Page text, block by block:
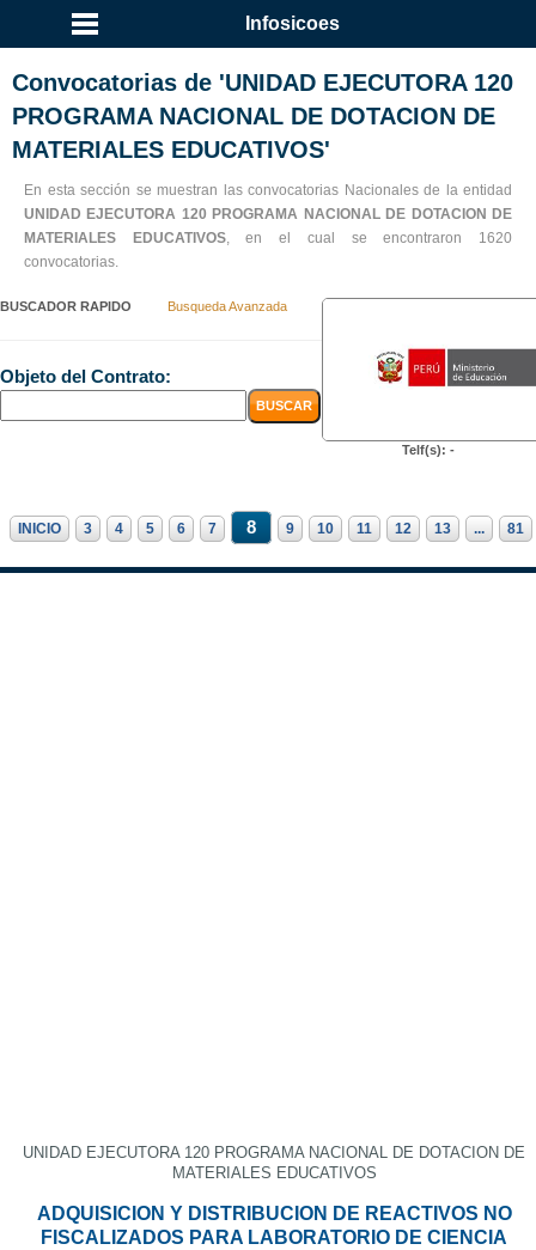
Infosicoes
Convocatorias de 'UNIDAD EJECUTORA 120
PROGRAMA NACIONAL DE DOTACION DE
MATERIALES EDUCATIVOS'
En esta sección se muestran las convocatorias Nacionales de la entidad
UNIDAD EJECUTORA 120 PROGRAMA NACIONAL DE DOTACION DE
MATERIALES EDUCATIVOS, en el cual se encontraron 1620
convocatorias.
BUSCADOR RAPIDO Busqueda Avanzada
Objeto del Contrato:
Telf(s): -
INICIO 3 4 5 6 7 8 9 10 11 12 13 ... 81
UNIDAD EJECUTORA 120 PROGRAMA NACIONAL DE DOTACION DE
MATERIALES EDUCATIVOS
ADQUISICION Y DISTRIBUCION DE REACTIVOS NO
FISCALIZADOS PARA LABORATORIO DE CIENCIA